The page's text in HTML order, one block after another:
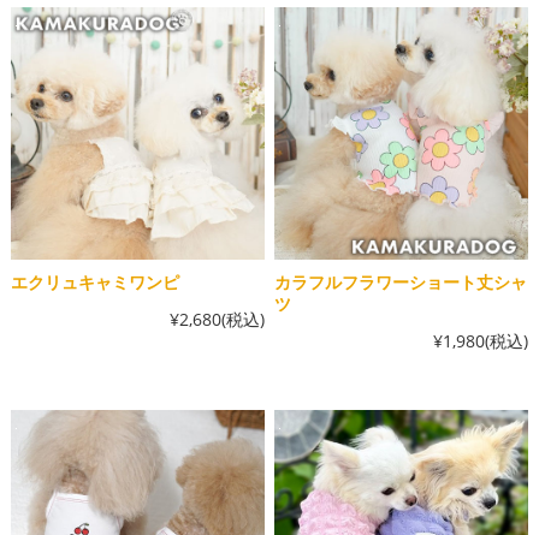
エクリュキャミワンピ
¥2,680(税込)
カラフルフラワーショート丈シャ
ツ
¥1,980(税込)